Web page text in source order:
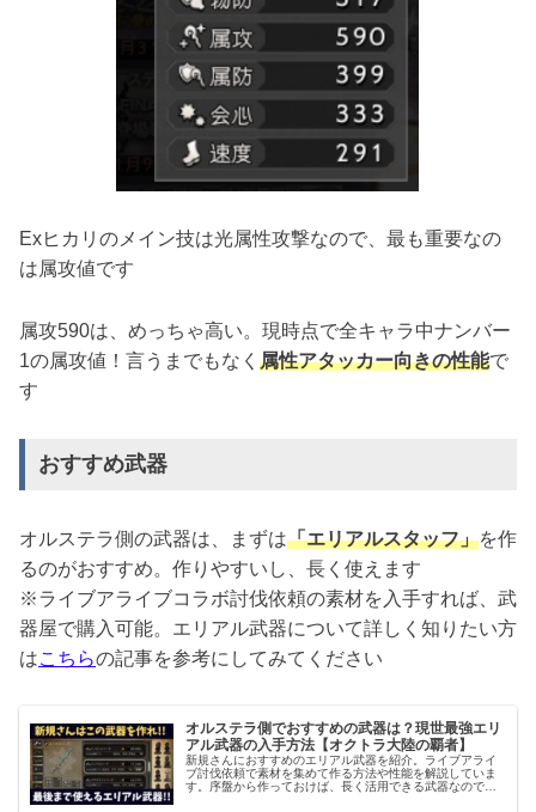
Exヒカリのメイン技は光属性攻撃なので、最も重要なの
は属攻値です
属攻590は、めっちゃ高い。現時点で全キャラ中ナンバー
1の属攻値！言うまでもなく 属性アタッカー向きの性能で
す
おすすめ武器
オルステラ側の武器は、まずは「エリアルスタッフ」を作
るのがおすすめ。作りやすいし、長く使えます
※ライブアライブコラボ討伐依頼の素材を入手すれば、武
器屋で購入可能。エリアル武器について詳しく知りたい方
はこちらの記事を参考にしてみてください
オルステラ側でおすすめの武器は？現世最強エリ
アル武器の入手方法【オクトラ大陸の覇者】
新規さんにおすすめのエリアル武器を紹介。ライブアライ
ブ討伐依頼で素材を集めて作る方法や性能を解説していま
す。序盤から作っておけば、長く活用できる武器なのでぜ